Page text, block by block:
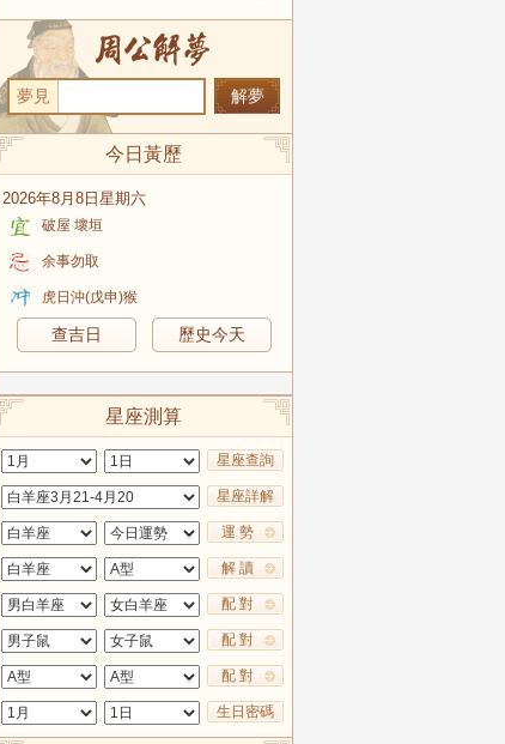
夢見
今日黃歷
2026年8月8日星期六
破屋 壞垣
余事勿取
虎日沖(戊申)猴
查吉日 歷史今天
星座測算
星座查詢
星座詳解
運 勢
解 讀
配 對
配 對
配 對
生日密碼